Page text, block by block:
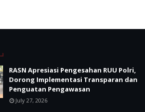
RASN Apresiasi Pengesahan RUU Polri,
Dorong Implementasi Transparan dan
Penguatan Pengawasan
July 27, 2026